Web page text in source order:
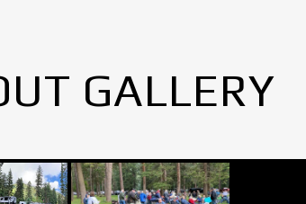
GALLERY